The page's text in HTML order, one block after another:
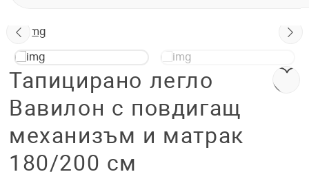
Тапицирано легло
Вавилон с повдигащ
механизъм и матрак
180/200 см